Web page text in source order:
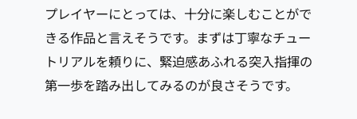
プレイヤーにとっては、十分に楽しむことがで
きる作品と言えそうです。まずは丁寧なチュー
トリアルを頼りに、緊迫感あふれる突入指揮の
第一歩を踏み出してみるのが良さそうです。